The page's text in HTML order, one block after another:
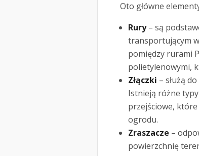
Oto główne
Rury– są
transportującym
pomiędzy rurami
polietylenowymi,
Złączki – służą
Istnieją różne typy
przejściowe,
ogrodu.
Zraszacze –
powierzchnię